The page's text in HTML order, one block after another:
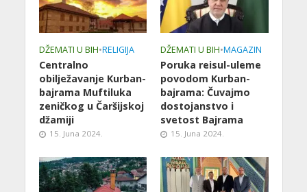
DŽEMATI U BIH•RELIGIJA
Centralno
obilježavanje Kurban-
bajrama Muftiluka
zeničkog u Čaršijskoj
džamiji
15. Juna 2024.
DŽEMATI U BIH•MAGAZIN
Poruka reisul-uleme
povodom Kurban-
bajrama: Čuvajmo
dostojanstvo i
svetost Bajrama
15. Juna 2024.